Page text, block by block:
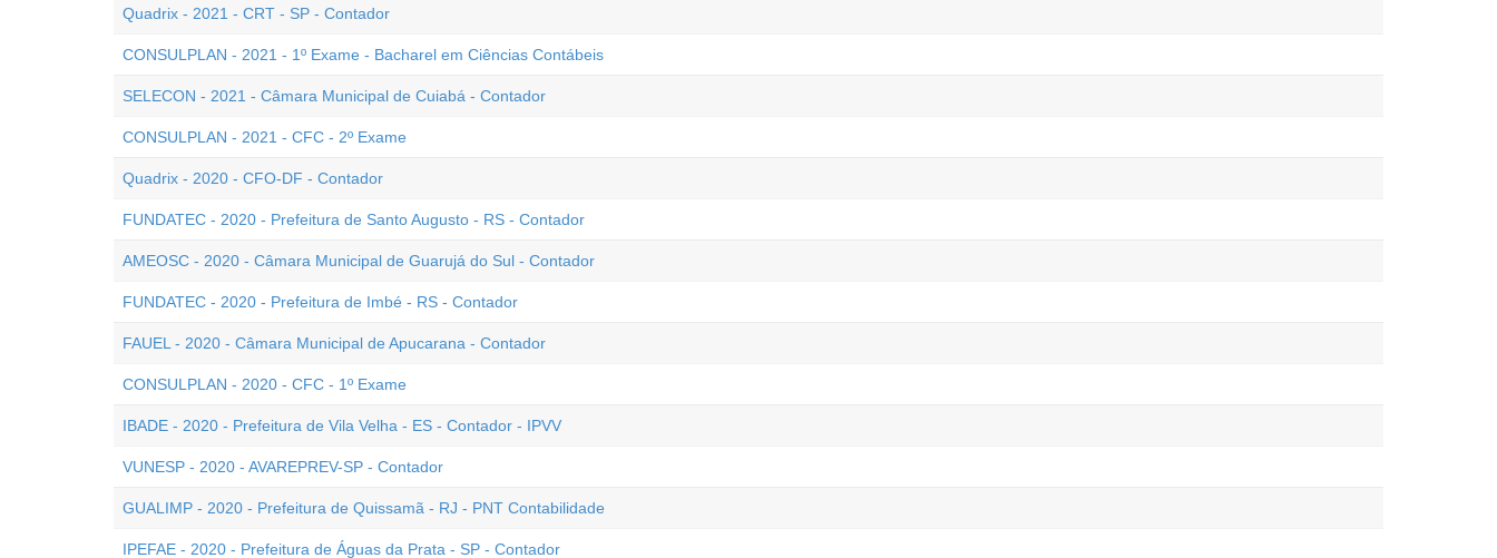
Quadrix - 2021 - CRT - SP - Contador
CONSULPLAN - 2021 - 1º Exame - Bacharel em Ciências Contábeis
SELECON - 2021 - Câmara Municipal de Cuiabá - Contador
CONSULPLAN - 2021 - CFC - 2º Exame
Quadrix - 2020 - CFO-DF - Contador
FUNDATEC - 2020 - Prefeitura de Santo Augusto - RS - Contador
AMEOSC - 2020 - Câmara Municipal de Guarujá do Sul - Contador
FUNDATEC - 2020 - Prefeitura de Imbé - RS - Contador
FAUEL - 2020 - Câmara Municipal de Apucarana - Contador
CONSULPLAN - 2020 - CFC - 1º Exame
IBADE - 2020 - Prefeitura de Vila Velha - ES - Contador - IPVV
VUNESP - 2020 - AVAREPREV-SP - Contador
GUALIMP - 2020 - Prefeitura de Quissamã - RJ - PNT Contabilidade
IPEFAE - 2020 - Prefeitura de Águas da Prata - SP - Contador